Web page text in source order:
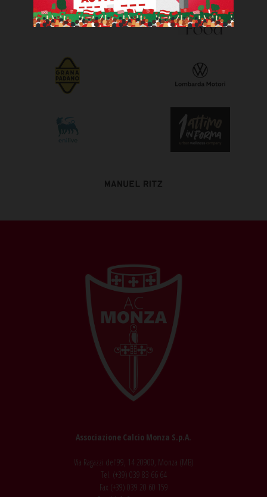
Associazione Calcio Monza S.p.A.
Via Ragazzi del'99, 14 20900, Monza (MB)
Tel. (+39) 039 83 66 64
Fax (+39) 039 20 60 159